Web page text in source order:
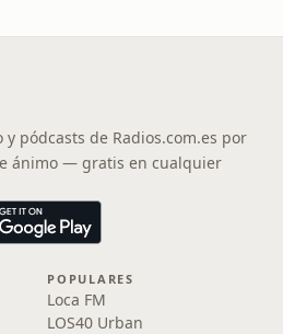
pódcasts de Radios.com.es por
ánimo — gratis en cualquier
POPULARES
Loca FM
LOS40 Urban